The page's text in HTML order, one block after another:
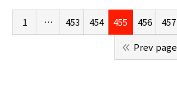
1 … 453 454 455 456 457
Prev page